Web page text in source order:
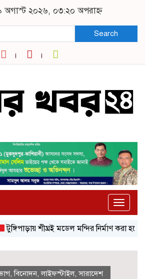
অগাস্ট ২০২৬, ০৩:২০ অপরাহ্ন
Search
Toggle
শীঘ্রই মডেল মন্দির নির্মাণ করা হবে-
,বিনোদন,লাইফস্টাইল,সারাদেশ